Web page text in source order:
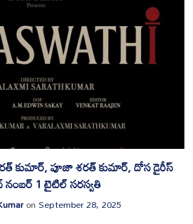
కుమార్, పూజా శరత్ కుమార్, దోస డైరీస్
నంబర్ 1 టైటిల్ సరస్వతి
onSeptember 28, 2025